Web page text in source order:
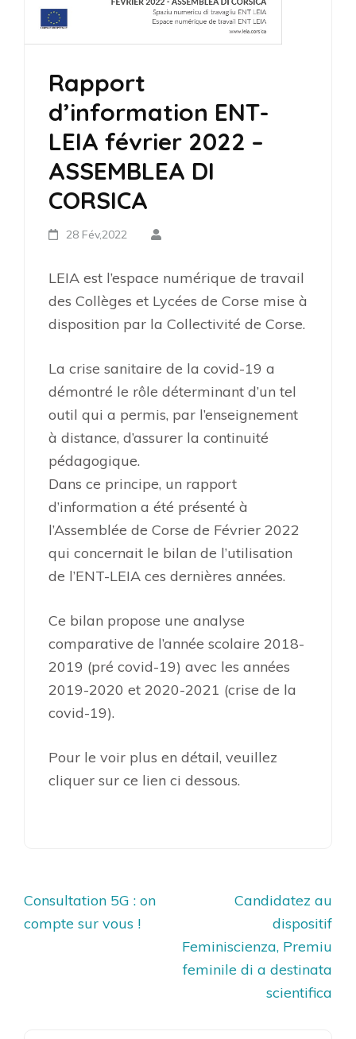
Rapport
d’information ENT-
LEIA février 2022 –
ASSEMBLEA DI
CORSICA
28 Fév,2022
LEIA est l’espace numérique de travail
des Collèges et Lycées de Corse mise à
disposition par la Collectivité de Corse.
La crise sanitaire de la covid-19 a
démontré le rôle déterminant d’un tel
outil qui a permis, par l’enseignement
à distance, d’assurer la continuité
pédagogique.
Dans ce principe, un rapport
d’information a été présenté à
l’Assemblée de Corse de Février 2022
qui concernait le bilan de l’utilisation
de l’ENT-LEIA ces dernières années.
Ce bilan propose une analyse
comparative de l’année scolaire 2018-
2019 (pré covid-19) avec les années
2019-2020 et 2020-2021 (crise de la
covid-19).
Pour le voir plus en détail, veuillez
cliquer sur ce lien ci dessous.
Navigation
de
Consultation 5G : on
compte sur vous !
Candidatez au
dispositif
Feminiscienza, Premiu
feminile di a destinata
scientifica